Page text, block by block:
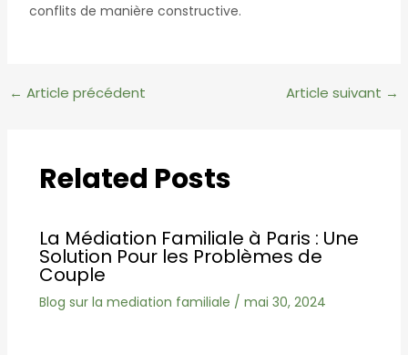
conflits de manière constructive.
Navigation
← Article précédent Article suivant →
Related Posts
La Médiation Familiale à Paris : Une
Solution Pour les Problèmes de
Couple
Blog sur la mediation familiale / mai 30, 2024